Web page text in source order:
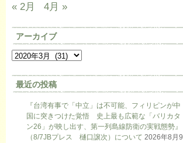
« 2月
4月 »
アーカイブ
最近の投稿
『台湾有事で「中立」は不可能、フィリピンが中
国に突きつけた覚悟 史上最も広範な「バリカタ
ン26」が映し出す、第一列島線防衛の実戦態勢』
（8/7JBプレス 樋口譲次）について 2026年8月9